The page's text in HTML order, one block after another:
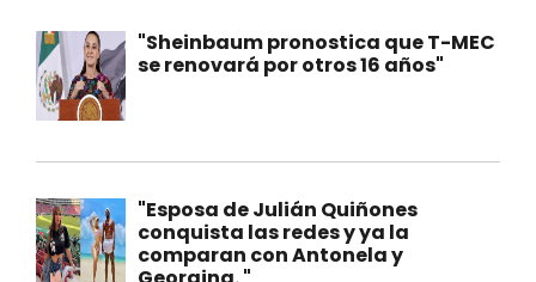
"Sheinbaum pronostica que T-MEC
se renovará por otros 16 años"
"Esposa de Julián Quiñones
conquista las redes y ya la
comparan con Antonela y